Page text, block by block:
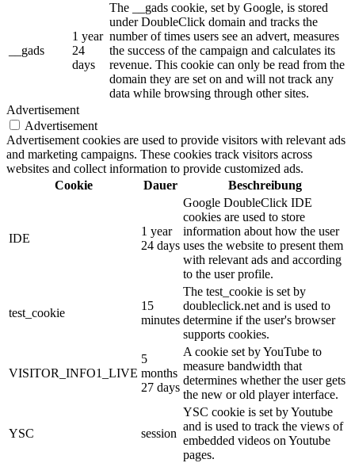
__gads
1 year
24
days
The __gads cookie, set by Google, is stored
under DoubleClick domain and tracks the
number of times users see an advert, measures
the success of the campaign and calculates its
revenue. This cookie can only be read from the
domain they are set on and will not track any
data while browsing through other sites.
Advertisement
Advertisement
Advertisement cookies are used to provide visitors with relevant ads
and marketing campaigns. These cookies track visitors across
websites and collect information to provide customized ads.
Cookie
Dauer Beschreibung
IDE
1 year
24 days
Google DoubleClick IDE
cookies are used to store
information about how the user
uses the website to present them
with relevant ads and according
to the user profile.
test_cookie
15
minutes
The test_cookie is set by
doubleclick.net and is used to
determine if the user's browser
supports cookies.
VISITOR_INFO1_LIVE
5
months
27 days
A cookie set by YouTube to
measure bandwidth that
determines whether the user gets
the new or old player interface.
YSC session
YSC cookie is set by Youtube
and is used to track the views of
embedded videos on Youtube
pages.